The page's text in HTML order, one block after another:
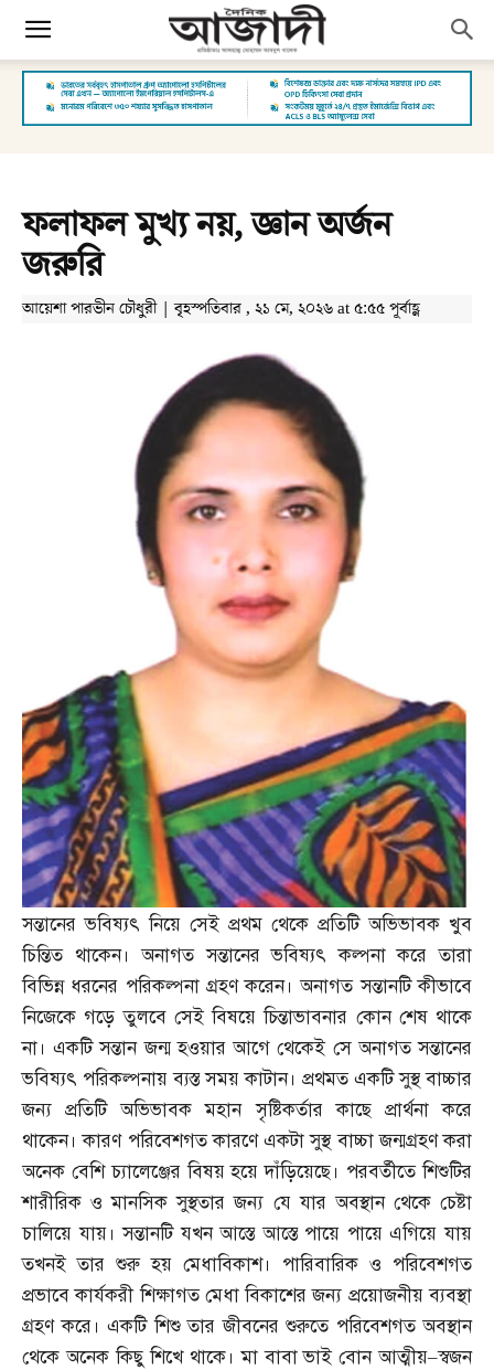
ফলাফল মুখ্য নয়, জ্ঞান অর্জন
জরুরি
আয়েশা পারভীন চৌধুরী | বৃহস্পতিবার , ২১ মে, ২০২৬ at ৫:৫৫ পূর্বাহ্ণ
সন্তানের ভবিষ্যৎ নিয়ে সেই প্রথম থেকে প্রতিটি অভিভাবক খুব
চিন্তিত থাকেন। অনাগত সন্তানের ভবিষ্যৎ কল্পনা করে তারা
বিভিন্ন ধরনের পরিকল্পনা গ্রহণ করেন। অনাগত সন্তানটি কীভাবে
নিজেকে গড়ে তুলবে সেই বিষয়ে চিন্তাভাবনার কোন শেষ থাকে
না। একটি সন্তান জন্ম হওয়ার আগে থেকেই সে অনাগত সন্তানের
ভবিষ্যৎ পরিকল্পনায় ব্যস্ত সময় কাটান। প্রথমত একটি সুস্থ বাচ্চার
জন্য প্রতিটি অভিভাবক মহান সৃষ্টিকর্তার কাছে প্রার্থনা করে
থাকেন। কারণ পরিবেশগত কারণে একটা সুস্থ বাচ্চা জন্মগ্রহণ করা
অনেক বেশি চ্যালেঞ্জের বিষয় হয়ে দাঁড়িয়েছে। পরবর্তীতে শিশুটির
শারীরিক ও মানসিক সুস্থতার জন্য যে যার অবস্থান থেকে চেষ্টা
চালিয়ে যায়। সন্তানটি যখন আস্তে আস্তে পায়ে পায়ে এগিয়ে যায়
তখনই তার শুরু হয় মেধাবিকাশ। পারিবারিক ও পরিবেশগত
প্রভাবে কার্যকরী শিক্ষাগত মেধা বিকাশের জন্য প্রয়োজনীয় ব্যবস্থা
গ্রহণ করে। একটি শিশু তার জীবনের শুরুতে পরিবেশগত অবস্থান
থেকে অনেক কিছু শিখে থাকে। মা বাবা ভাই বোন আত্মীয়–স্বজন